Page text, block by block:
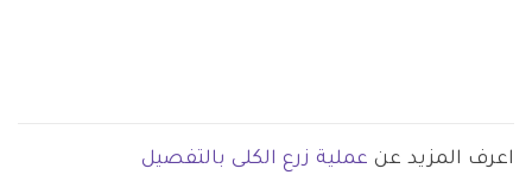
اعرف المزيد عن عملية زرع الكلى بالتفصيل